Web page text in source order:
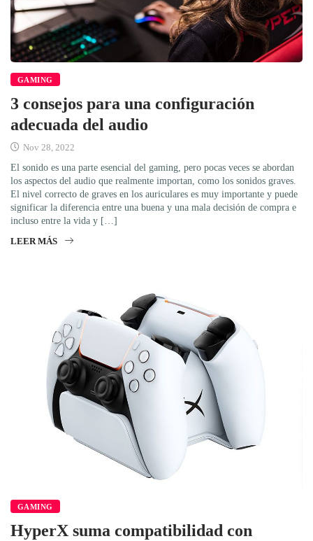
GAMING
3 consejos para una configuración
adecuada del audio
Nov 28, 2022
El sonido es una parte esencial del gaming, pero pocas veces se abordan
los aspectos del audio que realmente importan, como los sonidos graves.
El nivel correcto de graves en los auriculares es muy importante y puede
significar la diferencia entre una buena y una mala decisión de compra e
incluso entre la vida y […]
LEER MÁS
GAMING
HyperX suma compatibilidad con